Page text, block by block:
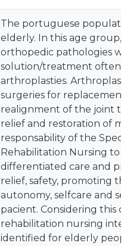
The portuguese
elderly. In this age group,
orthopedic pathologies
solution/treatment often
arthroplasties.
surgeries for
realignment of the joint
relief and restoration of
responsability of the
Rehabilitation Nursing to
differentiated care and
relief, safety, promoting
autonomy, selfcare and
pacient. Considering this
rehabilitation nursing
identified for elderly